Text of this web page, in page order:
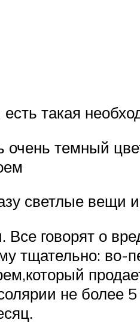
есть такая
очень темный
светлые вещи
Все говорят о
тщательно:
не более 5